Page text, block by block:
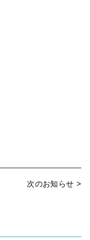
次のお知らせ >